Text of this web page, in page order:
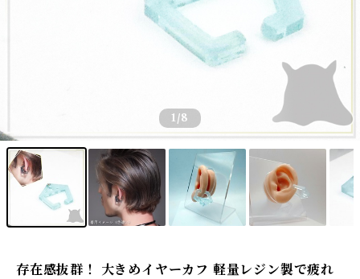
1 /8
存在感抜群！ 大きめイヤーカフ 軽量レジン製で疲れ